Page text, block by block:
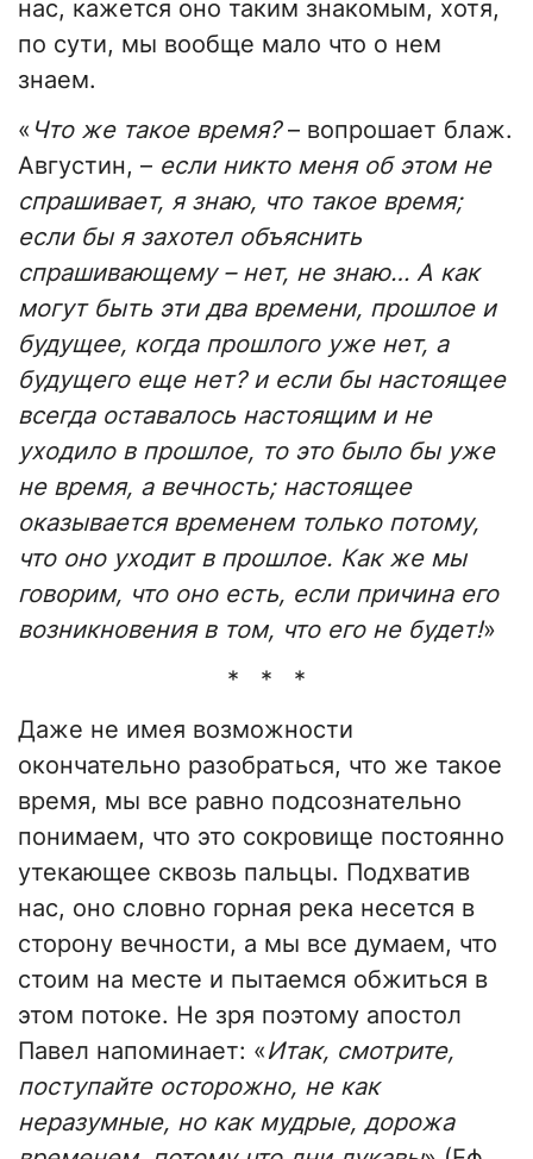
нас, кажется оно таким знакомым, хотя,
по сути, мы вообще мало что о нем
знаем.
« Что же такое время?– вопрошает блаж.
Августин, – если никто меня об этом не
спрашивает, я знаю, что такое время;
если бы я захотел объяснить
спрашивающему – нет, не знаю… А как
могут быть эти два времени, прошлое и
будущее, когда прошлого уже нет, а
будущего еще нет? и если бы настоящее
всегда оставалось настоящим и не
уходило в прошлое, то это было бы уже
не время, а вечность; настоящее
оказывается временем только потому,
что оно уходит в прошлое. Как же мы
говорим, что оно есть, если причина его
возникновения в том, что его не будет!»
* * *
Даже не имея возможности
окончательно разобраться, что же такое
время, мы все равно подсознательно
понимаем, что это сокровище постоянно
утекающее сквозь пальцы. Подхватив
нас, оно словно горная река несется в
сторону вечности, а мы все думаем, что
стоим на месте и пытаемся обжиться в
этом потоке. Не зря поэтому апостол
Павел напоминает: «Итак, смотрите,
поступайте осторожно, не как
неразумные, но как мудрые, дорожа